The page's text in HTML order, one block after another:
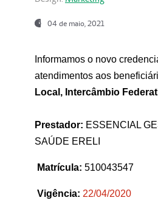
04 de maio, 2021
Informamos o novo
atendimentos aos
Local, Intercâmbio
Prestador: ESSENCIAL
SAÚDE ERELI
Matrícula: 510043547
Vigência: 22/04/2020